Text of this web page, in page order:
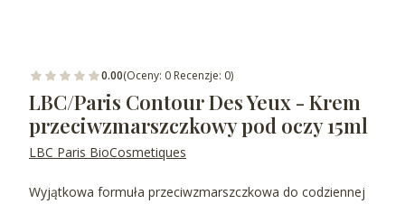
0.00(Oceny: 0 Recenzje: 0)
LBC/Paris Contour Des Yeux - Krem
przeciwzmarszczkowy pod oczy 15ml
LBC Paris BioCosmetiques
Wyjątkowa formuła przeciwzmarszczkowa do codziennej